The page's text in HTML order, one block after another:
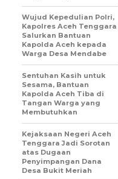
Wujud Kepedulian Polri,
Kapolres Aceh Tenggara
Salurkan Bantuan
Kapolda Aceh kepada
Warga Desa Mendabe
Sentuhan Kasih untuk
Sesama, Bantuan
Kapolda Aceh Tiba di
Tangan Warga yang
Membutuhkan
Kejaksaan Negeri Aceh
Tenggara Jadi Sorotan
atas Dugaan
Penyimpangan Dana
Desa Bukit Meriah